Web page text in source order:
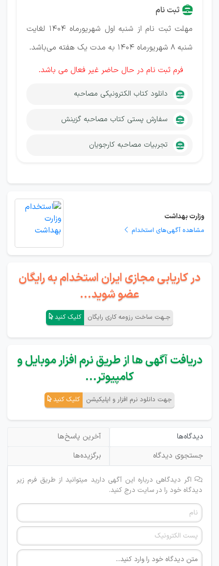
ثبت نام
مهلت ثبت نام از شنبه اول شهریورماه ۱۴۰۴ لغایت
شنبه ۸ شهریورماه ۱۴۰۴ به مدت یک هفته می‌باشد.
فرم ثبت نام در حال حاضر غیر فعال می باشد.
دانلود کتاب الکترونیکی مصاحبه
سفارش پستی کتاب مصاحبه گزینش
تجربیات مصاحبه کارجویان
وزارت بهداشت
مشاهده آگهی‌های استخدام
در کاریابی مجازی ایران استخدام به رایگان
عضو شوید...
جـهت ساخت رزومه کاری رایگان کلیک کنید
دریافت آگهی ها از طریق نرم افزار موبایل و
کامپیوتر...
جهت دانلود نرم افزار و اپلیکیشن کلیک کنید
دیدگاه‌ها
آخرین پاسخ‌ها
جستجوی دیدگاه
برگزیده‌ها
اگر دیدگاهی درباره این آگهی دارید میتوانید از طریق فرم زیر
دیدگاه خود را در سایت درج کنید.